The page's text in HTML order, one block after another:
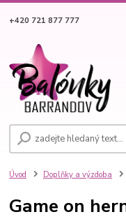
+420 721 877 777
Úvod Doplňky a výzdoba
Game on